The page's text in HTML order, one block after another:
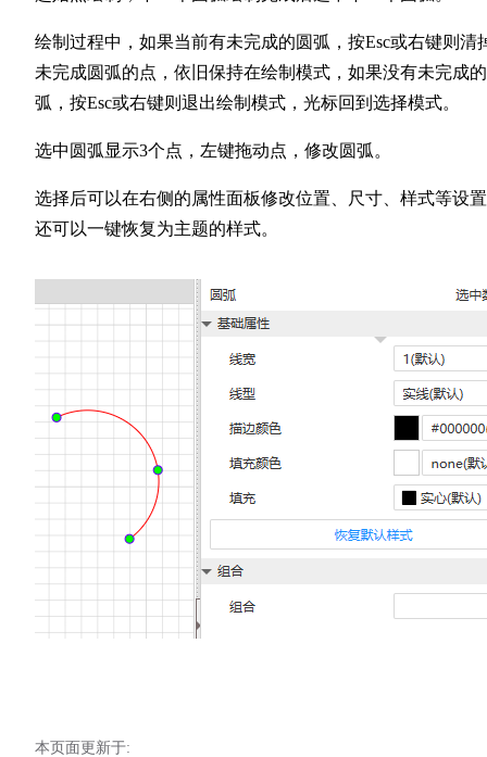
绘制过程中，如果当前有未完成的圆弧，按Esc或右键则清
未完成圆弧的点，依旧保持在绘制模式，如果没有未完成
弧，按Esc或右键则退出绘制模式，光标回到选择模式。
选中圆弧显示3个点，左键拖动点，修改圆弧。
选择后可以在右侧的属性面板修改位置、尺寸、样式等设
还可以一键恢复为主题的样式。
本页面更新于: